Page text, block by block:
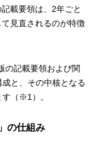
載要領は、2年ごと
見直されるのが特徴
の記載要領および関
と、その中核となる
す（※1）。
の仕組み